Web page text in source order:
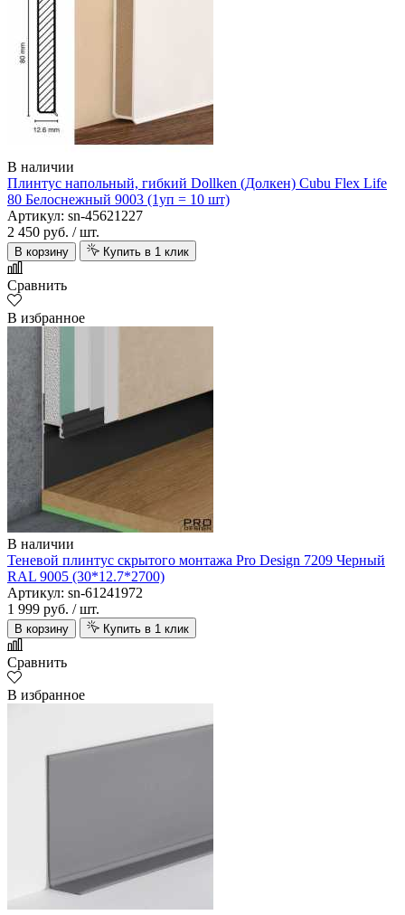
В наличии
Плинтус напольный, гибкий Dollken (Долкен) Cubu Flex Life
80 Белоснежный 9003 (1уп = 10 шт)
Артикул: sn-45621227
2 450 руб. / шт.
В корзину Купить в 1 клик
Сравнить
В избранное
В наличии
Теневой плинтус скрытого монтажа Pro Design 7209 Черный
RAL 9005 (30*12.7*2700)
Артикул: sn-61241972
1 999 руб. / шт.
В корзину Купить в 1 клик
Сравнить
В избранное